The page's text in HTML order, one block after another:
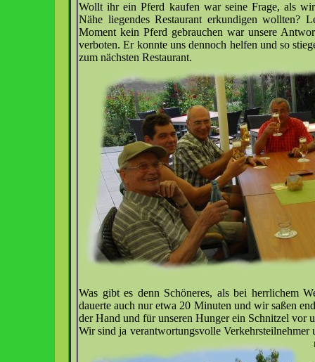
Wollt ihr ein Pferd kaufen war seine Frage, als
Nähe liegendes Restaurant erkundigen wollten?
Moment kein Pferd gebrauchen war unsere
verboten. Er konnte uns dennoch helfen und so
zum nächsten Restaurant.
Was gibt es denn Schöneres, als bei herrlichem
dauerte auch nur etwa 20 Minuten und wir saßen
der Hand und für unseren Hunger ein Schnitzel vor
Wir sind ja verantwortungsvolle